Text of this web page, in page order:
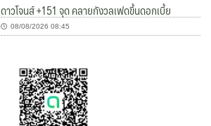
ดาวโจนส์ +151 จุด คลายกังวลเฟดขึ้นดอกเบี้ย
08/08/2026 08:45